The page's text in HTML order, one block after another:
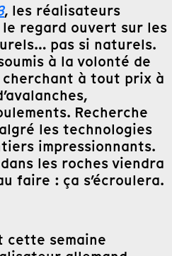
, les réalisateurs
regard ouvert sur les
pas si naturels.
à la volonté de
cherchant à tout prix à
Recherche
les technologies
impressionnants.
les roches viendra
faire : ça s’écroulera.
cette semaine